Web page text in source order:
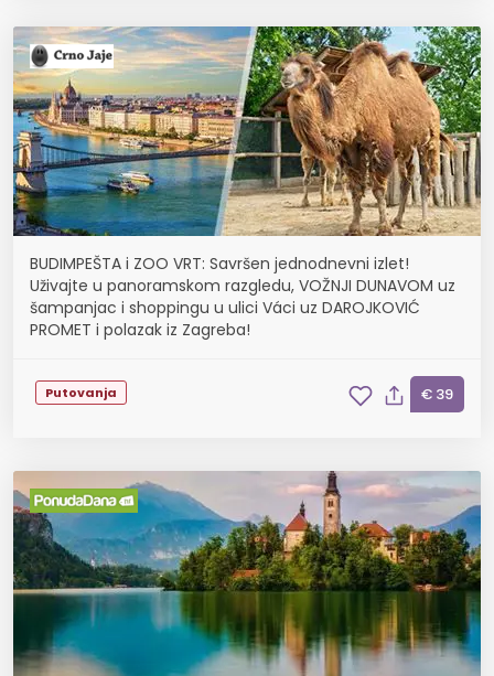
BUDIMPEŠTA i ZOO VRT: Savršen jednodnevni izlet!
Uživajte u panoramskom razgledu, VOŽNJI DUNAVOM uz
šampanjac i shoppingu u ulici Váci uz DAROJKOVIĆ
PROMET i polazak iz Zagreba!
Putovanja € 39